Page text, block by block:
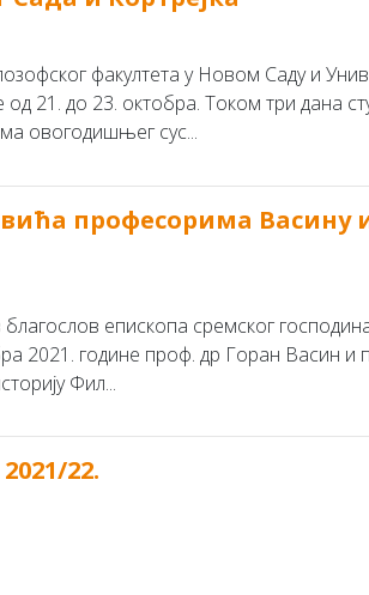
факултета у Новом Саду и
од 21. до 23. октобра. Током три дана
овогодишњег сус...
професорима Васину
епископа сремског
2021. године проф. др Горан Васин и
Фил...
22.